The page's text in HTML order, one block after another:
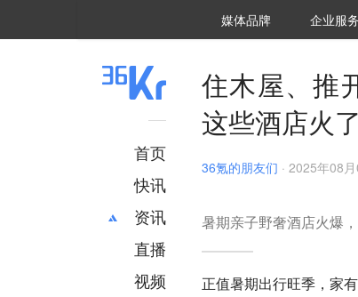
媒体品牌 36Kr研究
企业服务
首页
快讯
资讯
推荐
财经
直播
视频
住木屋、推
这些酒店火了
36氪的朋友们 · 2025年08
暑期亲子野奢酒店火爆
正值暑期出行旺季，家